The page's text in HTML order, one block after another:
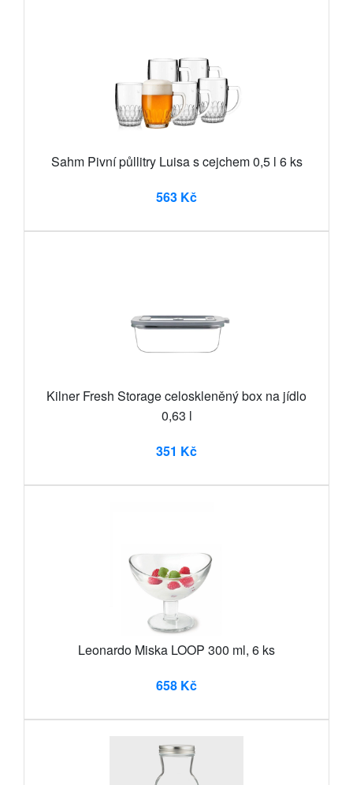
Sahm Pivní půllitry Luisa s cejchem 0,5 l 6 ks
563 Kč
Kilner Fresh Storage celoskleněný box na jídlo
0,63 l
351 Kč
Leonardo Miska LOOP 300 ml, 6 ks
658 Kč